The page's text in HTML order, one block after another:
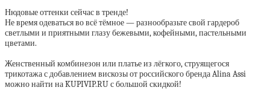
Нюдовые оттенки сейчас в тренде!
Не время одеваться во всё тёмное — разнообразьте свой гардероб
светлыми и приятными глазу бежевыми, кофейными, пастельными
цветами.
Женственный комбинезон или платье из лёгкого, струящегося
трикотажа с добавлением вискозы от российского бренда Alina Assi
можно найти на KUPIVIP.RU с большой скидкой!